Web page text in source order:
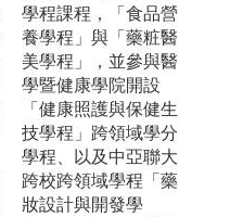
學程課程，「食品營
養學程」與「藥粧醫
美學程」，並參與醫
學暨健康學院開設
「健康照護與保健生
技學程」跨領域學分
學程、以及中亞聯大
跨校跨領域學程「藥
妝設計與開發學